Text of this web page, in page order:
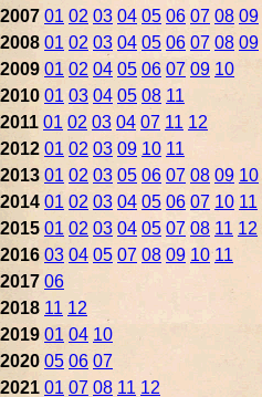
2007 01 02 03 04 05 06 07 08 09
2008 01 02 03 04 05 06 07 08 09
2009 01 02 04 05 06 07 09 10
2010 01 03 04 05 08 11
2011 01 02 03 04 07 11 12
2012 01 02 03 09 10 11
2013 01 02 03 05 06 07 08 09 10
2014 01 02 03 04 05 06 07 10 11
2015 01 02 03 04 05 07 08 11 12
2016 03 04 05 07 08 09 10 11
2017 06
2018 11 12
2019 01 04 10
2020 05 06 07
2021 01 07 08 11 12